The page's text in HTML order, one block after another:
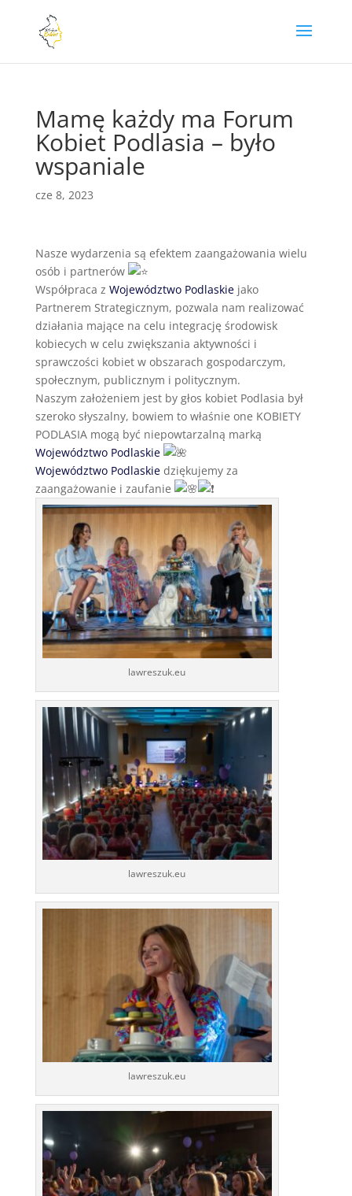
Mamę każdy ma Forum
Kobiet Podlasia – było
wspaniale
cze 8, 2023
Nasze wydarzenia są efektem zaangażowania wielu
osób i partnerów
Współpraca z Województwo Podlaskiejako
Partnerem Strategicznym, pozwala nam realizować
działania mające na celu integrację środowisk
kobiecych w celu zwiększania aktywności i
sprawczości kobiet w obszarach gospodarczym,
społecznym, publicznym i politycznym.
Naszym założeniem jest by głos kobiet Podlasia był
szeroko słyszalny, bowiem to właśnie one KOBIETY
PODLASIA mogą być niepowtarzalną marką
Województwo Podlaskie
Województwo Podlaskiedziękujemy za
zaangażowanie i zaufanie
lawreszuk.eu
lawreszuk.eu
lawreszuk.eu